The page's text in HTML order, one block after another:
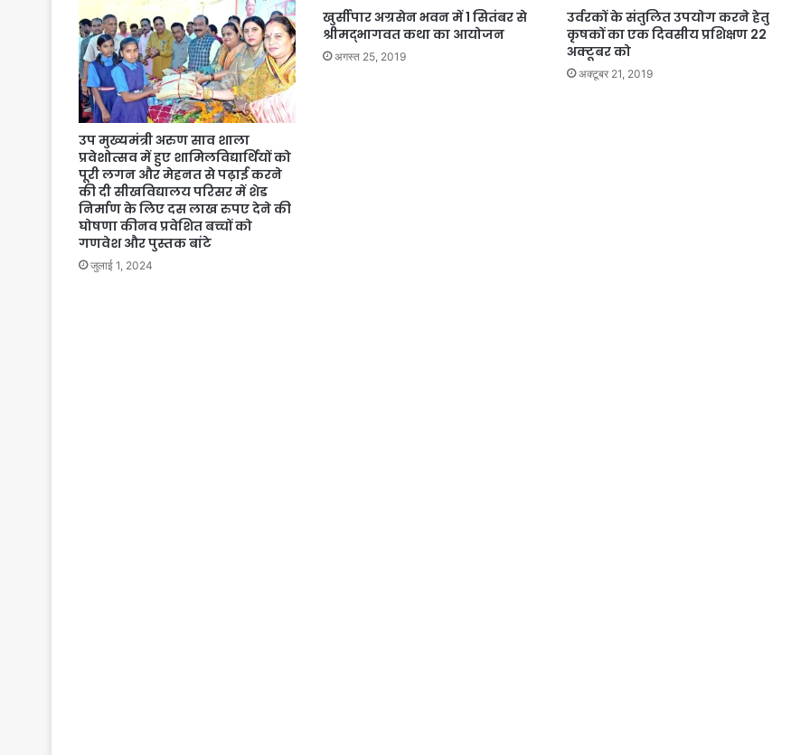
उप मुख्यमंत्री अरुण साव शाला
प्रवेशोत्सव में हुए शामिलविद्यार्थियों को
पूरी लगन और मेहनत से पढ़ाई करने
की दी सीखविद्यालय परिसर में शेड
निर्माण के लिए दस लाख रुपए देने की
घोषणा कीनव प्रवेशित बच्चों को
गणवेश और पुस्तक बांटे
जुलाई 1, 2024
खुर्सीपार अग्रसेन भवन में 1 सितंबर से
श्रीमद्भागवत कथा का आयोजन
अगस्त 25, 2019
उर्वरकों के संतुलित उपयोग करने हेतु
कृषकों का एक दिवसीय प्रशिक्षण 22
अक्टूबर को
अक्टूबर 21, 2019